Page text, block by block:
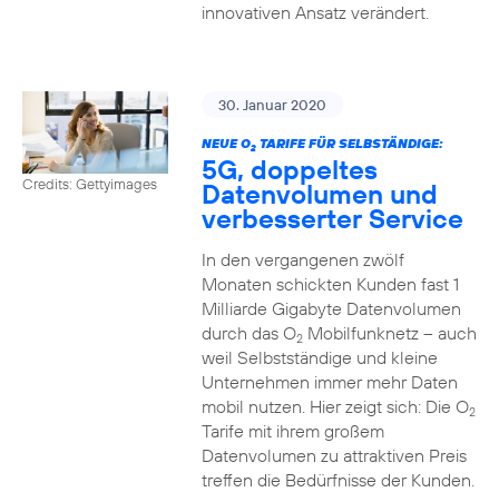
innovativen Ansatz verändert.
Credits: Gettyimages
30. Januar 2020
NEUE O2TARIFE FÜR SELBSTÄNDIGE:
5G, doppeltes
Datenvolumen und
verbesserter Service
In den vergangenen zwölf
Monaten schickten Kunden fast 1
Milliarde Gigabyte Datenvolumen
durch das O2Mobilfunknetz – auch
weil Selbstständige und kleine
Unternehmen immer mehr Daten
mobil nutzen. Hier zeigt sich: Die O2
Tarife mit ihrem großem
Datenvolumen zu attraktiven Preis
treffen die Bedürfnisse der Kunden.